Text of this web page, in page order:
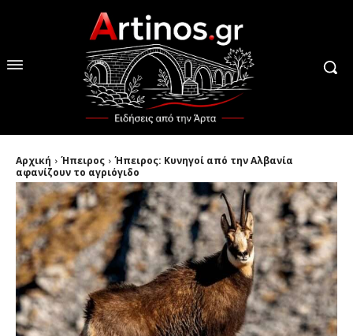
Αρχική Ήπειρος
Ήπειρος: Kυνηγοί από την Αλβανία
αφανίζουν το αγριόγιδο